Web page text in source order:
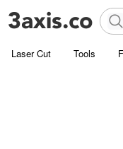
Laser Cut Tools